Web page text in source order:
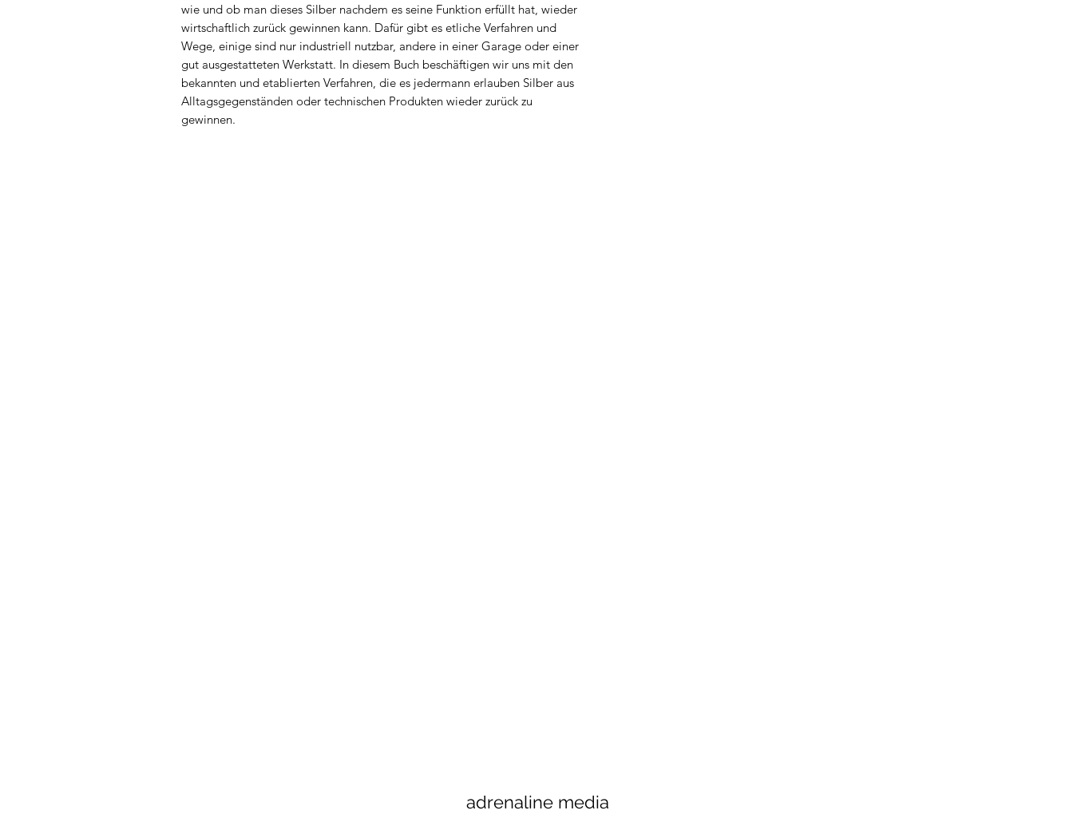
wie und ob man dieses Silber nachdem es seine Funktion erfüllt hat, wieder
wirtschaftlich zurück gewinnen kann. Dafür gibt es etliche Verfahren und
Wege, einige sind nur industriell nutzbar, andere in einer Garage oder einer
gut ausgestatteten Werkstatt. In diesem Buch beschäftigen wir uns mit den
bekannten und etablierten Verfahren, die es jedermann erlauben Silber aus
Alltagsgegenständen oder technischen Produkten wieder zurück zu
gewinnen.
adrenaline media